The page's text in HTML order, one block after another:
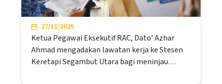
27/11/2025
Ketua Pegawai Eksekutif RAC, Dato’ Azhar
Ahmad mengadakan lawatan kerja ke Stesen
Keretapi Segambut Utara bagi meninjau…